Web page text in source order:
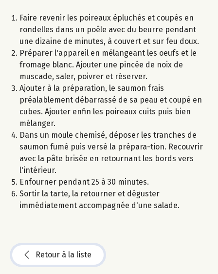
Faire revenir les poireaux épluchés et coupés en
rondelles dans un poêle avec du beurre pendant
une dizaine de minutes, à couvert et sur feu doux.
Préparer l'appareil en mélangeant les oeufs et le
fromage blanc. Ajouter une pincée de noix de
muscade, saler, poivrer et réserver.
Ajouter à la préparation, le saumon frais
préalablement débarrassé de sa peau et coupé en
cubes. Ajouter enfin les poireaux cuits puis bien
mélanger.
Dans un moule chemisé, déposer les tranches de
saumon fumé puis versé la prépara-tion. Recouvrir
avec la pâte brisée en retournant les bords vers
l'intérieur.
Enfourner pendant 25 à 30 minutes.
Sortir la tarte, la retourner et déguster
immédiatement accompagnée d'une salade.
Retour à la liste